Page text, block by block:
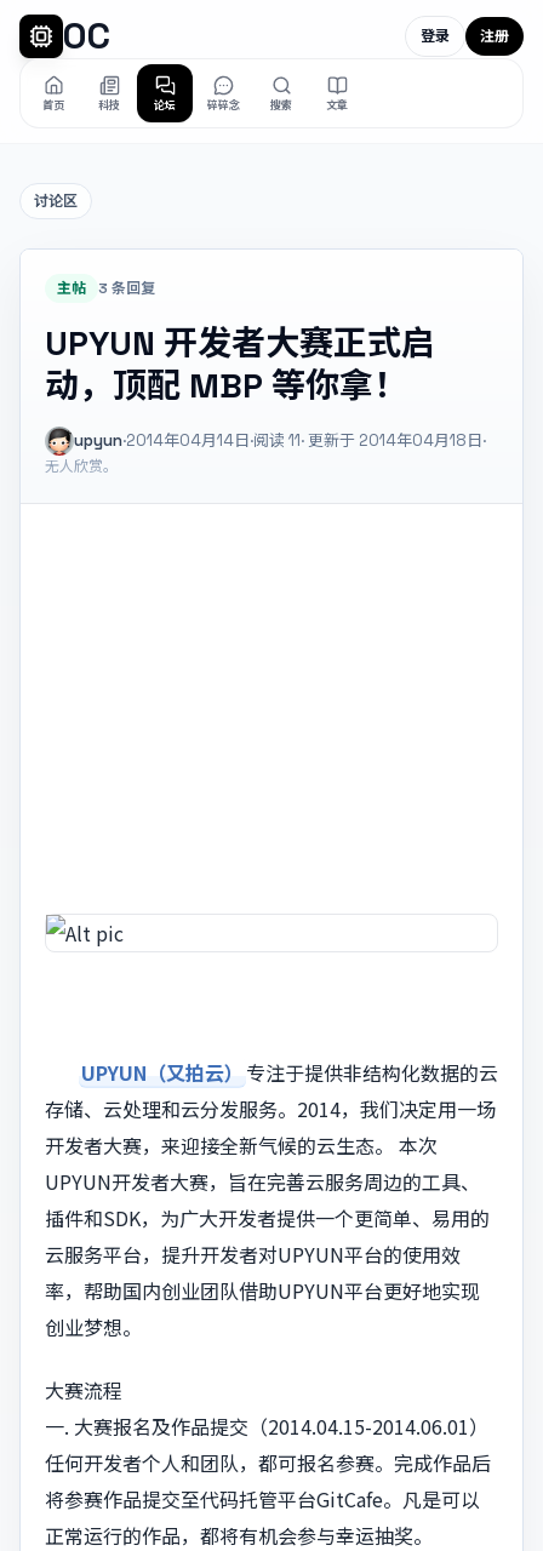
OC
首页 科技 论坛 碎碎念 搜索 文章
登录 注册
讨论区
主帖 3 条回复
UPYUN 开发者大赛正式启
动，顶配 MBP 等你拿！
upyun·2014年04月14日·阅读 11· 更新于 2014年04月18日·
无人欣赏。
UPYUN（又拍云） 专注于提供非结构化数据的云
存储、云处理和云分发服务。2014，我们决定用一场
开发者大赛，来迎接全新气候的云生态。 本次
UPYUN开发者大赛，旨在完善云服务周边的工具、
插件和SDK，为广大开发者提供一个更简单、易用的
云服务平台，提升开发者对UPYUN平台的使用效
率，帮助国内创业团队借助UPYUN平台更好地实现
创业梦想。
大赛流程
一. 大赛报名及作品提交（2014.04.15-2014.06.01）
任何开发者个人和团队，都可报名参赛。完成作品后
将参赛作品提交至代码托管平台GitCafe。凡是可以
正常运行的作品，都将有机会参与幸运抽奖。